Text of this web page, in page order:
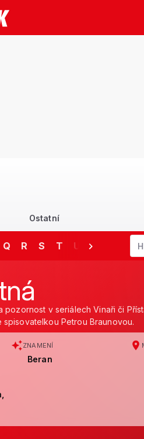
Ostatní
Q R S T U V
pozornost v seriálech Vinaři či
Petrou Braunovou.
ZNAMENÍ
Beran